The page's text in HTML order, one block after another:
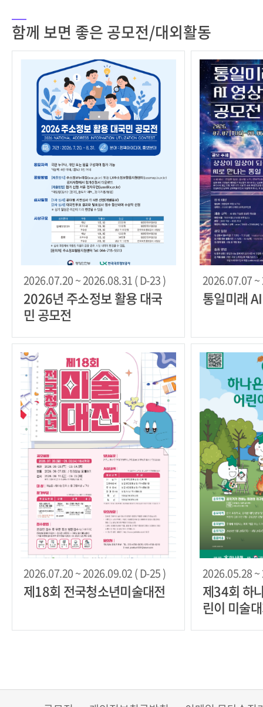
함께 보면 좋은 공모전/대외활동
2026.07.20 ~ 2026.08.31 ( D-23 )
2026년 주소정보 활용 대국
민 공모전
2026.07.07 ~
통일미래
2026.07.20 ~ 2026.09.02 ( D-25 )
제18회 전국청소년미술대전
2026.05.28 ~
제34회 하
린이 미술